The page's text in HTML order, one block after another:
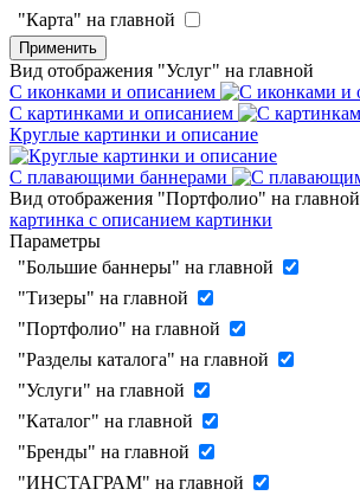
"Карта" на главной
Применить
Вид отображения "Услуг" на главной
С иконками и описанием
С картинками и описанием
Круглые картинки и описание
С плавающими баннерами
Вид отображения "Портфолио" на главной
картинка с описанием картинки
Параметры
"Большие баннеры" на главной
"Тизеры" на главной
"Портфолио" на главной
"Разделы каталога" на главной
"Услуги" на главной
"Каталог" на главной
"Бренды" на главной
"ИНСТАГРАМ" на главной